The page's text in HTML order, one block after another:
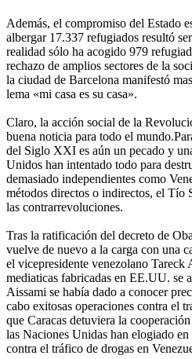
Además, el compromiso del Estado
albergar 17.337 refugiados resultó
realidad sólo ha acogido 979
rechazo de amplios sectores de la
la ciudad de Barcelona manifestó
lema «mi casa es su casa».
Claro, la acción social de la
buena noticia para todo el
del Siglo XXI es aún un pecado y
Unidos han intentado todo para
demasiado independientes como
métodos directos o indirectos, el Tío
las contrarrevoluciones.
Tras la ratificación del decreto de
vuelve de nuevo a la carga con una
el vicepresidente venezolano Tareck
mediaticas fabricadas en EE.UU. se
Aissami se había dado a conocer
cabo exitosas operaciones contra el
que Caracas detuviera la
las Naciones Unidas han elogiado
contra el tráfico de drogas en